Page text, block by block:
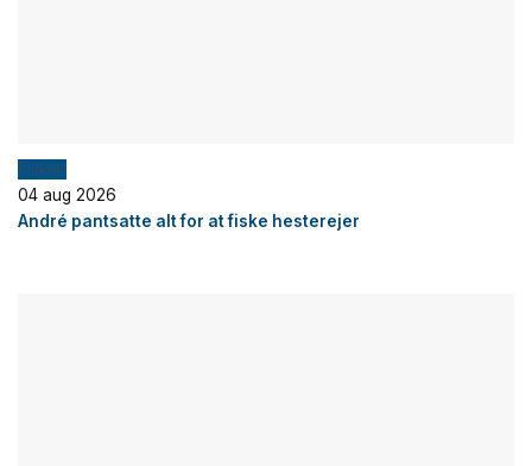
Fiskeri
04 aug 2026
André pantsatte alt for at fiske hesterejer